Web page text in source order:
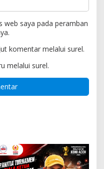
web saya pada peramban
komentar melalui surel.
melalui surel.